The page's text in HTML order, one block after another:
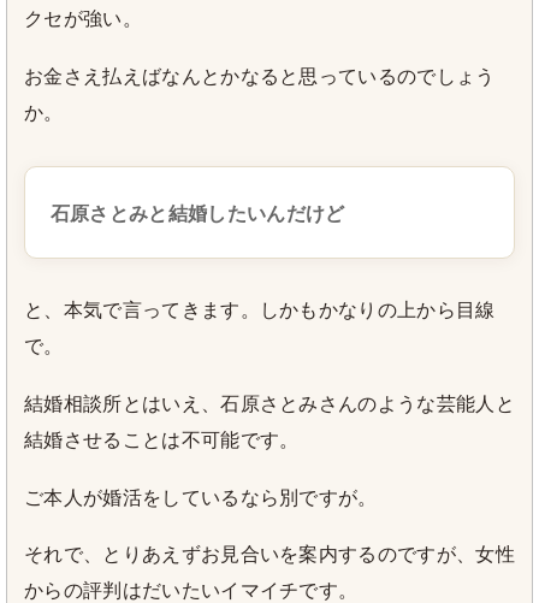
クセが強い。
お金さえ払えばなんとかなると思っているのでしょう
か。
石原さとみと結婚したいんだけど
と、本気で言ってきます。しかもかなりの上から目線
で。
結婚相談所とはいえ、石原さとみさんのような芸能人と
結婚させることは不可能です。
ご本人が婚活をしているなら別ですが。
それで、とりあえずお見合いを案内するのですが、女性
からの評判はだいたいイマイチです。